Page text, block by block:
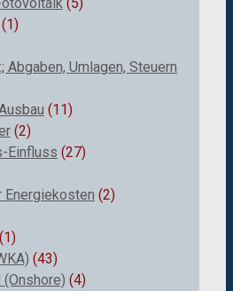
(1)
Abgaben, Umlagen, Steuern
(11)
(2)
Einfluss (27)
Energiekosten (2)
(1)
(43)
(Onshore) (4)